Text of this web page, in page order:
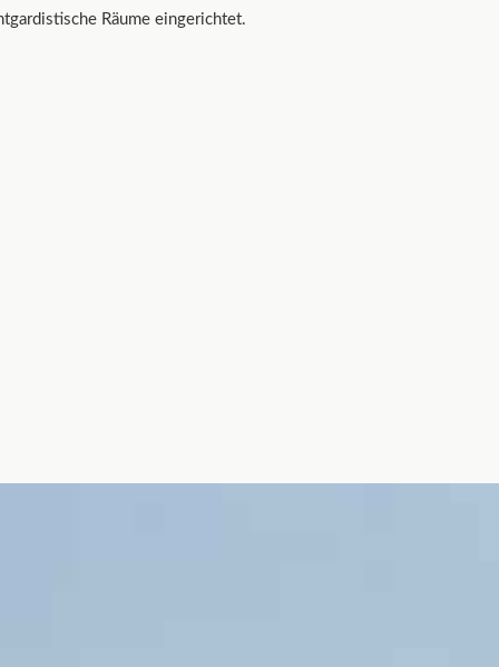
Räume eingerichtet.